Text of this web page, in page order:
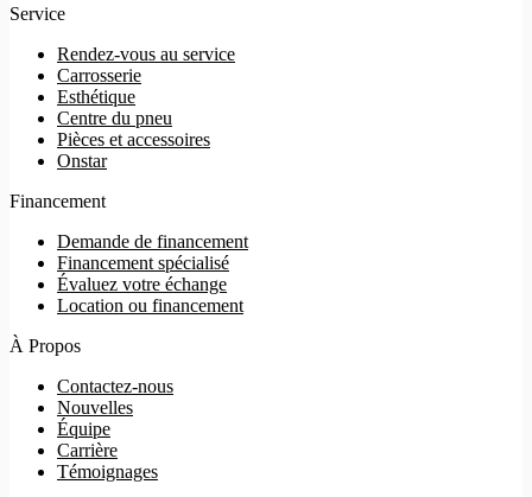
Service
Rendez-vous au service
Carrosserie
Esthétique
Centre du pneu
Pièces et accessoires
Onstar
Financement
Demande de financement
Financement spécialisé
Évaluez votre échange
Location ou financement
À Propos
Contactez-nous
Nouvelles
Équipe
Carrière
Témoignages